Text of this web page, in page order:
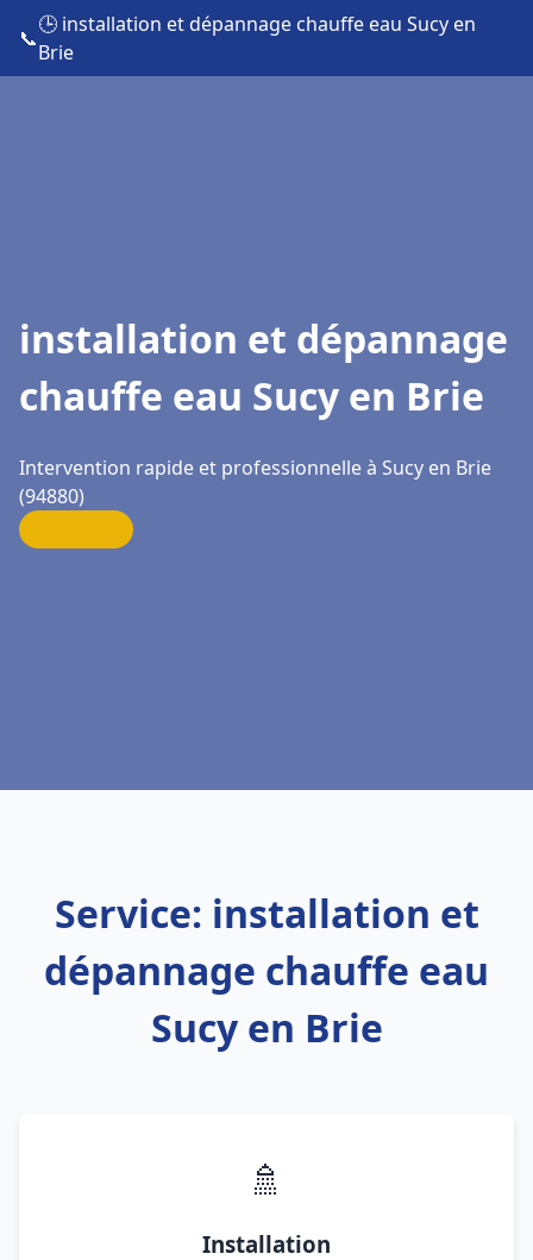
📞
🕒 installation et dépannage chauffe eau Sucy en
Brie
installation et dépannage
chauffe eau Sucy en Brie
Intervention rapide et professionnelle à Sucy en Brie
(94880)
Service: installation et
dépannage chauffe eau
Sucy en Brie
🚿
Installation